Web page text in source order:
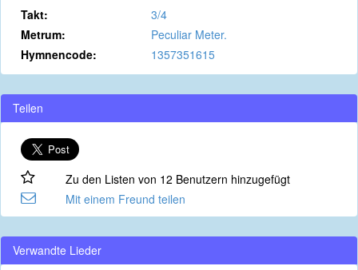
Takt:
3/4
Metrum:
Peculiar Meter.
Hymnencode:
1357351615
Teilen
Zu den Listen von 12 Benutzern hinzugefügt
Mit einem Freund teilen
Verwandte Lieder